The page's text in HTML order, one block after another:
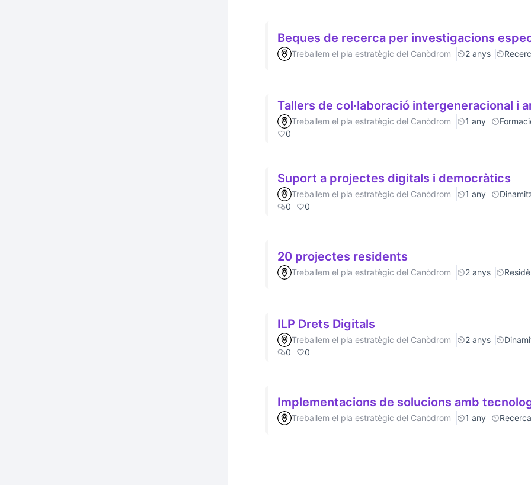
Beques de recerca per investigacions
Treballem el pla estratègic del Canòdrom 2 anys
Tallers de col·laboració intergeneracional i
Treballem el pla estratègic del Canòdrom 1 any
0
Suport a projectes digitals i democràtics
Treballem el pla estratègic del Canòdrom 1 any
0
0
20 projectes residents
Treballem el pla estratègic del Canòdrom 2 anys
ILP Drets Digitals
Treballem el pla estratègic del Canòdrom 2 anys
0
0
Implementacions de solucions amb
Treballem el pla estratègic del Canòdrom 1 any Recerca